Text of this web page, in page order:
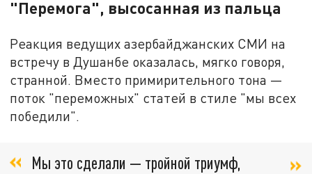
"Перемога", высосанная из пальца
Реакция ведущих азербайджанских СМИ на
встречу в Душанбе оказалась, мягко говоря,
странной. Вместо примирительного тона —
поток "переможных" статей в стиле "мы всех
победили".
Мы это сделали — тройной триумф,